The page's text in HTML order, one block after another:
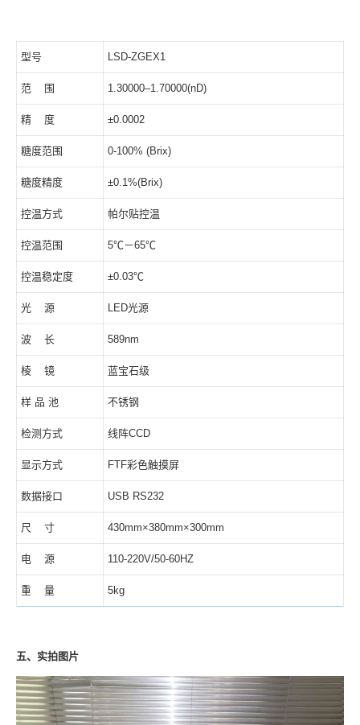
型号 LSD-ZGEX1
范 围 1.30000–1.70000(nD)
精 度 ±0.0002
糖度范围 0-100% (Brix)
糖度精度 ±0.1%(Brix)
控温方式 帕尔贴控温
控温范围 5℃－65℃
控温稳定度 ±0.03℃
光 源 LED光源
波 长 589nm
棱 镜 蓝宝石级
样 品 池 不锈钢
检测方式 线阵CCD
显示方式 FTF彩色触摸屏
数据接口 USB RS232
尺 寸 430mm×380mm×300mm
电 源 110-220V/50-60HZ
重 量 5kg
五、实拍图片